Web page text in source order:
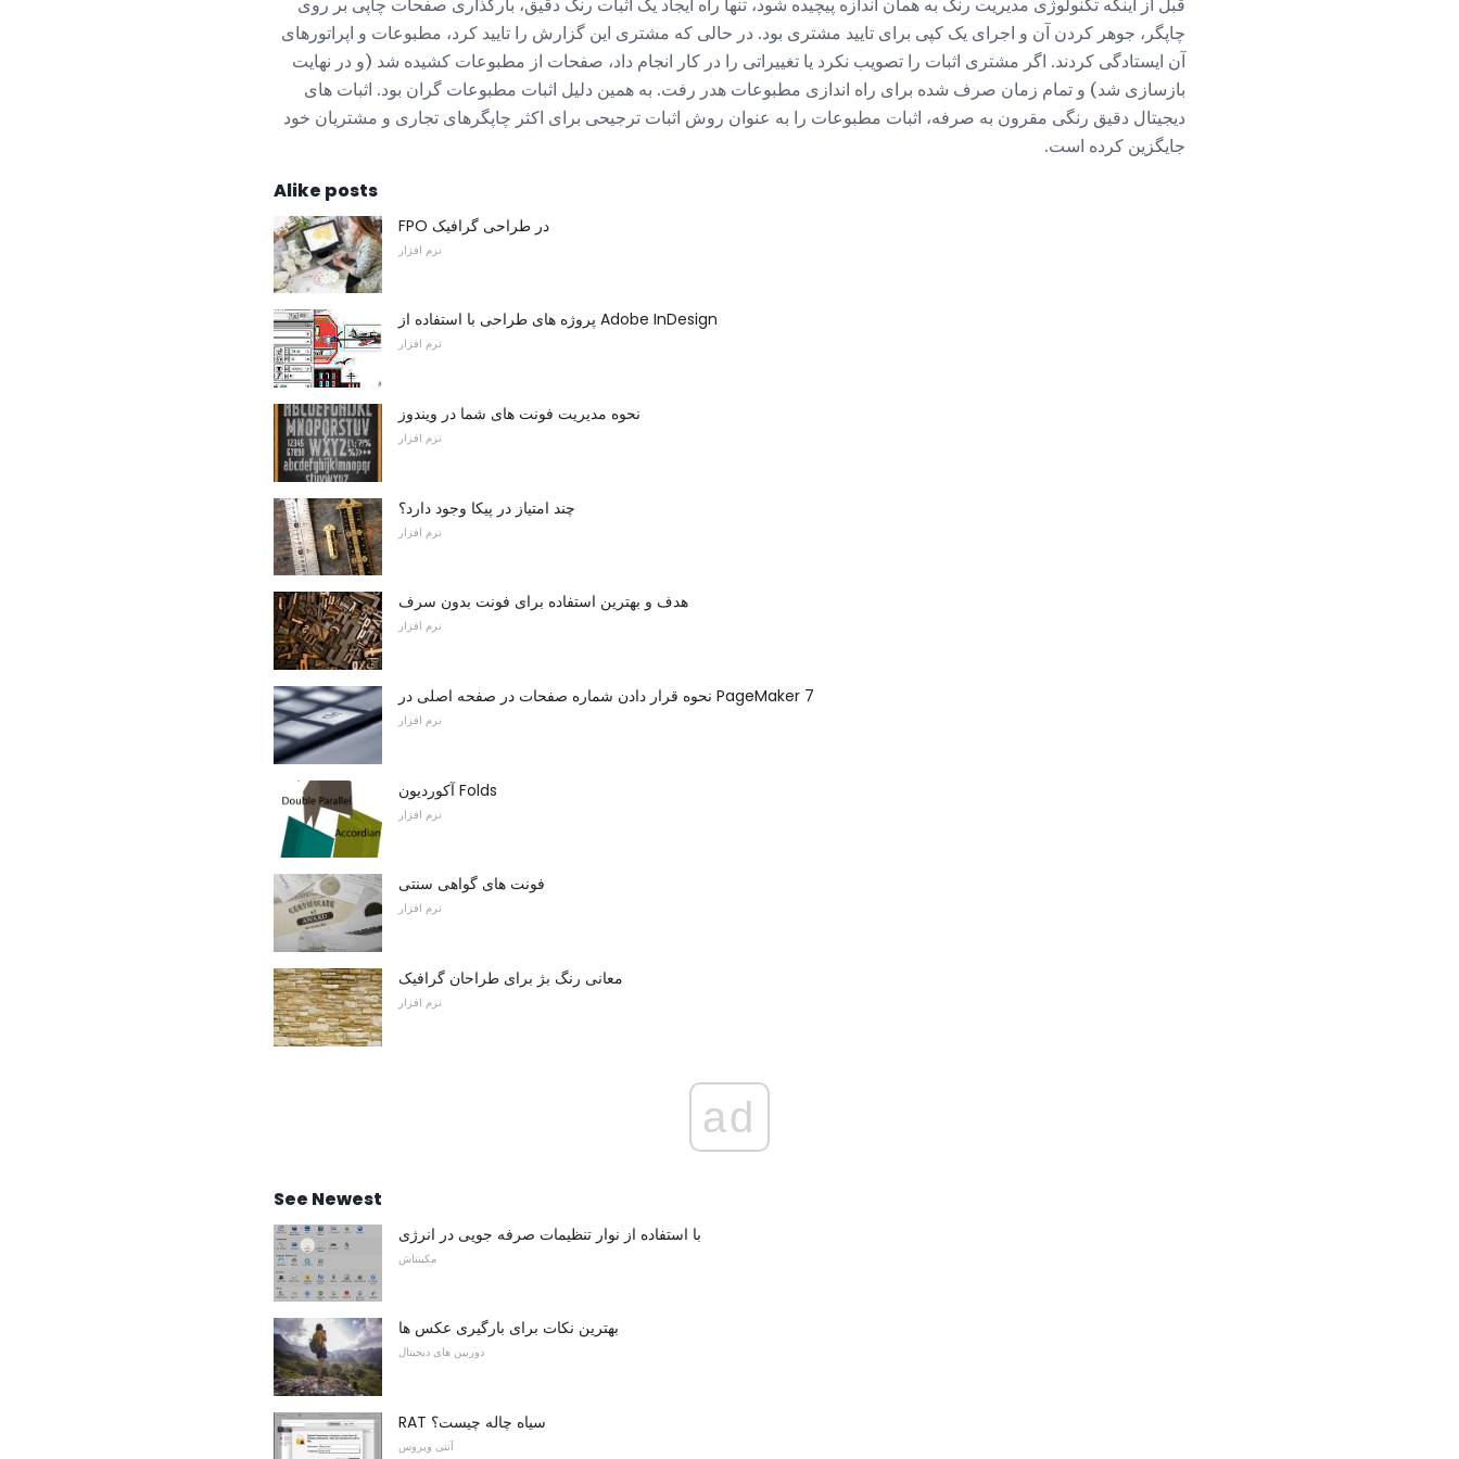
چاپگر، جوهر کردن آن و اجرای یک کپی برای تایید مشتری بود. در حالی که مشتری این گزارش را تایید کرد، مطبوعات و اپراتورهای
آن ایستادگی کردند. اگر مشتری اثبات را تصویب نکرد یا تغییراتی را در کار انجام داد، صفحات از مطبوعات کشیده شد (و در نهایت
بازسازی شد) و تمام زمان صرف شده برای راه اندازی مطبوعات هدر رفت. به همین دلیل اثبات مطبوعات گران بود. اثبات های
دیجیتال دقیق رنگی مقرون به صرفه، اثبات مطبوعات را به عنوان روش اثبات ترجیحی برای اکثر چاپگرهای تجاری و مشتریان خود
جایگزین کرده است.
Alike posts
FPO در طراحی گرافیک
نرم افزار
پروژه های طراحی با استفاده از Adobe InDesign
نرم افزار
نحوه مدیریت فونت های شما در ویندوز
نرم افزار
چند امتیاز در پیکا وجود دارد؟
نرم افزار
هدف و بهترین استفاده برای فونت بدون سرف
نرم افزار
نحوه قرار دادن شماره صفحات در صفحه اصلی در PageMaker 7
نرم افزار
آکوردیون Folds
نرم افزار
فونت های گواهی سنتی
نرم افزار
معانی رنگ بژ برای طراحان گرافیک
نرم افزار
ad
See Newest
با استفاده از نوار تنظیمات صرفه جویی در انرژی
مکینتاش
بهترین نکات برای بارگیری عکس ها
دوربین های دیجیتال
RAT سیاه چاله چیست؟
آنتی ویروس